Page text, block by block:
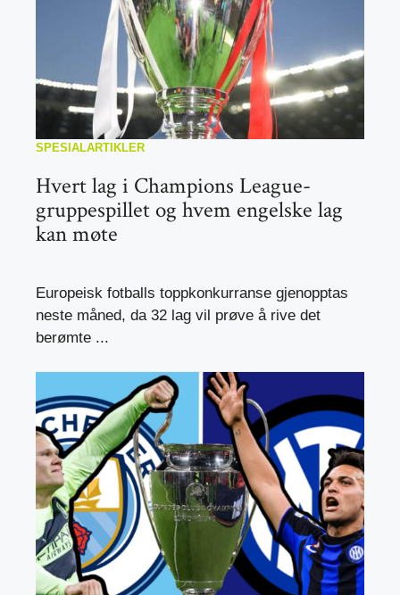
SPESIALARTIKLER
Hvert lag i Champions League-
gruppespillet og hvem engelske lag
kan møte
Europeisk fotballs toppkonkurranse gjenopptas
neste måned, da 32 lag vil prøve å rive det
berømte ...